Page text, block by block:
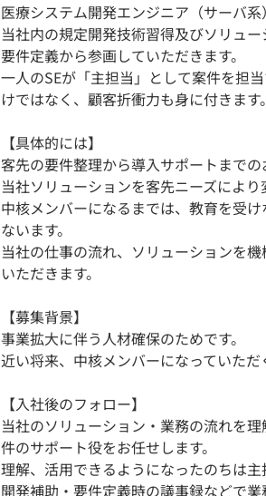
医療システム開発エンジニア（サーバ系
当社内の規定開発技術習得及びソリュ
要件定義から参画していただきます。
一人のSEが「主担当」として案件を担
けではなく、顧客折衝力も身に付きます。
【具体的には】
客先の要件整理から導入サポートまでの
当社ソリューションを客先ニーズにより
中核メンバーになるまでは、教育を受
ないます。
当社の仕事の流れ、ソリューションを
いただきます。
【募集背景】
事業拡大に伴う人材確保のためです。
近い将来、中核メンバーになっていただ
【入社後のフォロー】
当社のソリューション・業務の流れを
件のサポート役をお任せします。
理解、活用できるようになったのちは主
開発補助・要件定義時の議事録などで